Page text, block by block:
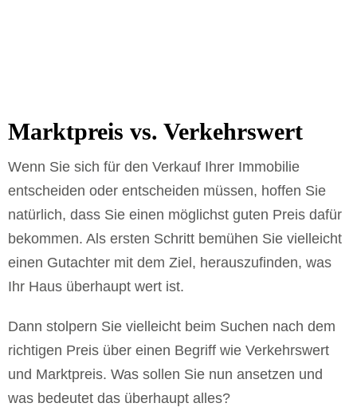
Marktpreis vs. Verkehrswert
Wenn Sie sich für den Verkauf Ihrer Immobilie
entscheiden oder entscheiden müssen, hoffen Sie
natürlich, dass Sie einen möglichst guten Preis dafür
bekommen. Als ersten Schritt bemühen Sie vielleicht
einen Gutachter mit dem Ziel, herauszufinden, was
Ihr Haus überhaupt wert ist.
Dann stolpern Sie vielleicht beim Suchen nach dem
richtigen Preis über einen Begriff wie Verkehrswert
und Marktpreis. Was sollen Sie nun ansetzen und
was bedeutet das überhaupt alles?